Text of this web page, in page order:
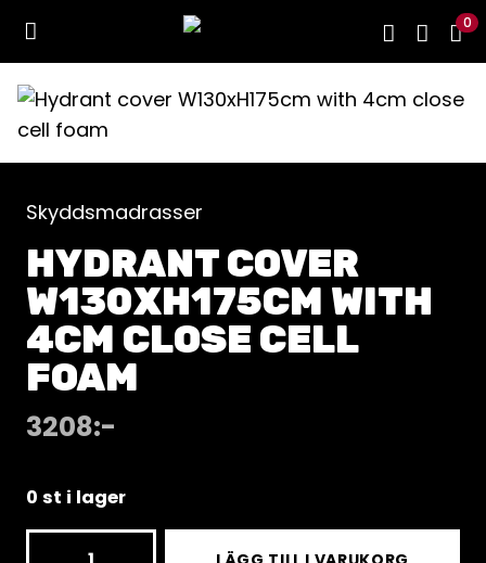
0
Skyddsmadrasser
HYDRANT COVER
W130XH175CM WITH
4CM CLOSE CELL
FOAM
3208:-
0 st i lager